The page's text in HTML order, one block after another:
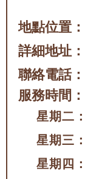
地點位置：
詳細地址：
聯絡電話：
服務時間：
星期二：
星期三：
星期四：